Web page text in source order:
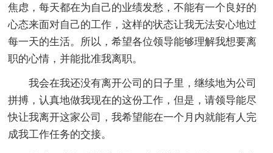
焦虑，每天都在为自己的业绩发愁，不能有一个良好的
心态来面对自己的工作，这样的状态让我无法安心地过
每一天的生活。所以，希望各位领导能够理解我想要离
职的心情，并能批准我离职。
我会在我还没有离开公司的日子里，继续地为公司
拼搏，认真地做我现在的这份工作，但是，请领导能尽
快让我离开这家公司，我希望能在一个月内就能有人完
成我工作任务的交接。